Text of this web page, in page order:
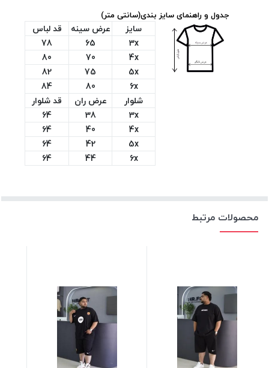
جدول و راهنمای سایز بندی(سانتی متر)
سایز عرض سینه
قد لباس
3x
65
78
4x
70
80
5x
75
82
6x
80
84
شلوار
عرض ران
قد شلوار
3x
38
64
4x
40
64
5x
42
64
6x
44
64
محصولات مرتبط